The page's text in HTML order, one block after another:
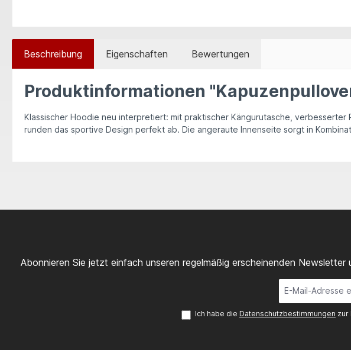
Beschreibung Eigenschaften Bewertungen
Produktinformationen
Klassischer Hoodie neu interpretiert: mit praktischer Kängurutasche,
runden das sportive Design perfekt ab. Die angeraute Innenseite sorgt in
Abonnieren Sie jetzt einfach unseren regelmäßig erscheinenden
Ich habe die Datenschutzbestimmungen zur